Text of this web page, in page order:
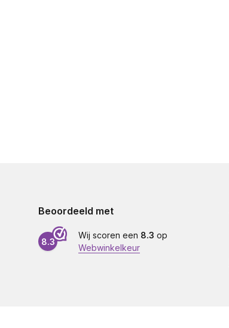
Beoordeeld met
8.3
Wij scoren een 8.3 op
Webwinkelkeur